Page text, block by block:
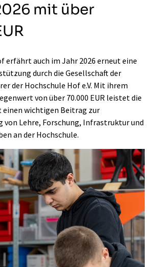
mit über
erfährt auch im Jahr 2026 erneut eine
durch die Gesellschaft der
der Hochschule Hof e.V. Mit ihrem
von über 70.000 EUR leistet die
einen wichtigen Beitrag zur
Lehre, Forschung, Infrastruktur und
an der Hochschule.